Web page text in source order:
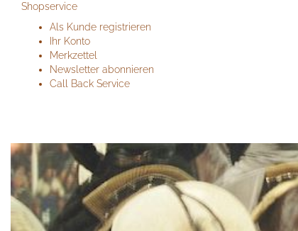
Shopservice
Als Kunde registrieren
Ihr Konto
Merkzettel
Newsletter abonnieren
Call Back Service